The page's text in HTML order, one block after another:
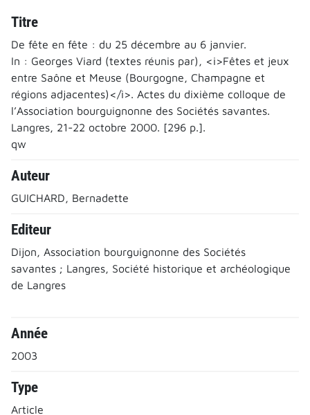
Titre
De fête en fête : du 25 décembre au 6 janvier.
In : Georges Viard (textes réunis par), <i>Fêtes et jeux
entre Saône et Meuse (Bourgogne, Champagne et
régions adjacentes)</i>. Actes du dixième colloque de
l’Association bourguignonne des Sociétés savantes.
Langres, 21-22 octobre 2000. [296 p.].
qw
Auteur
GUICHARD, Bernadette
Editeur
Dijon, Association bourguignonne des Sociétés
savantes ; Langres, Société historique et archéologique
de Langres
Année
2003
Type
Article